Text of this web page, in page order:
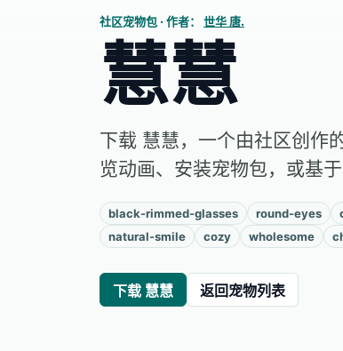
社区宠物包 · 作者： 世华 唐.
慧慧
下载 慧慧，一个由社区创作
览动画、安装宠物包，或基
black-rimmed-glasses round-eyes
natural-smile
cozy wholesome
下载 慧慧 返回宠物列表